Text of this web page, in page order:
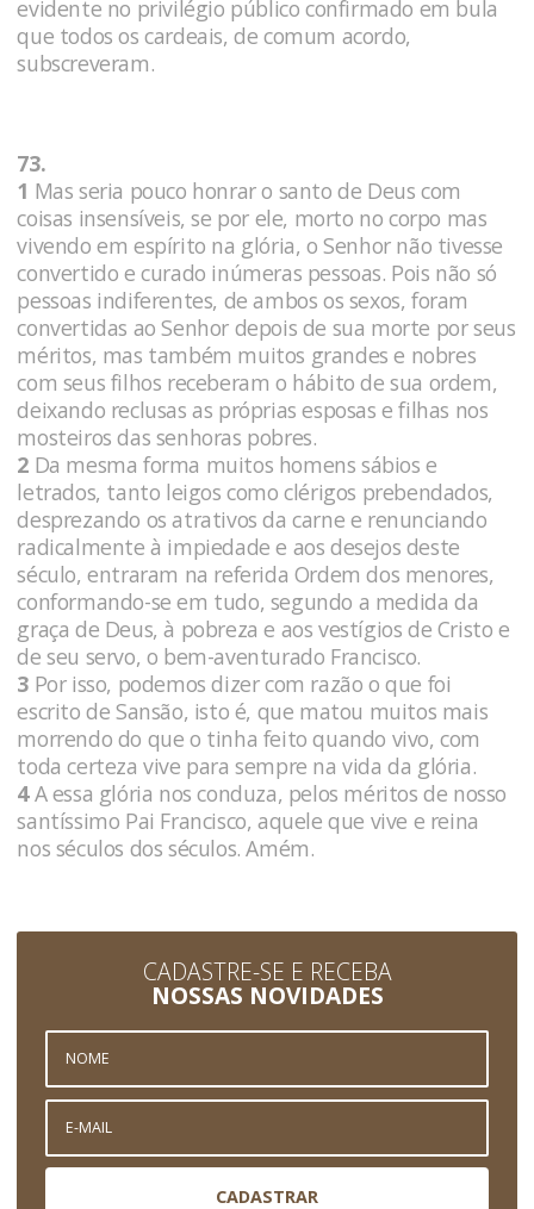
evidente no privilégio público confirmado em bula
que todos os cardeais, de comum acordo,
subscreveram.
73.
1 Mas seria pouco honrar o santo de Deus com
coisas insensíveis, se por ele, morto no corpo mas
vivendo em espírito na glória, o Senhor não tivesse
convertido e curado inúmeras pessoas. Pois não só
pessoas indiferentes, de ambos os sexos, foram
convertidas ao Senhor depois de sua morte por seus
méritos, mas também muitos grandes e nobres
com seus filhos receberam o hábito de sua ordem,
deixando reclusas as próprias esposas e filhas nos
mosteiros das senhoras pobres.
2 Da mesma forma muitos homens sábios e
letrados, tanto leigos como clérigos prebendados,
desprezando os atrativos da carne e renunciando
radicalmente à impiedade e aos desejos deste
século, entraram na referida Ordem dos menores,
conformando-se em tudo, segundo a medida da
graça de Deus, à pobreza e aos vestígios de Cristo e
de seu servo, o bem-aventurado Francisco.
3 Por isso, podemos dizer com razão o que foi
escrito de Sansão, isto é, que matou muitos mais
morrendo do que o tinha feito quando vivo, com
toda certeza vive para sempre na vida da glória.
4A essa glória nos conduza, pelos méritos de nosso
santíssimo Pai Francisco, aquele que vive e reina
nos séculos dos séculos. Amém.
CADASTRE-SE E RECEBA
NOSSAS NOVIDADES
CADASTRAR